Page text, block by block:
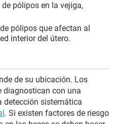
pólipos en la vejiga,
pólipos que afectan al
interior del útero.
de su ubicación. Los
diagnostican con una
detección sistemática
. Si existen factores de riesgo